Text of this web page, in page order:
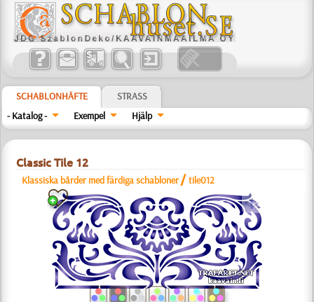
SCHABLONHÄFTE
STRASS
- Katalog -
Exempel Hjälp
Classic Tile 12
Klassiska bårder med färdiga schabloner /tile012
a